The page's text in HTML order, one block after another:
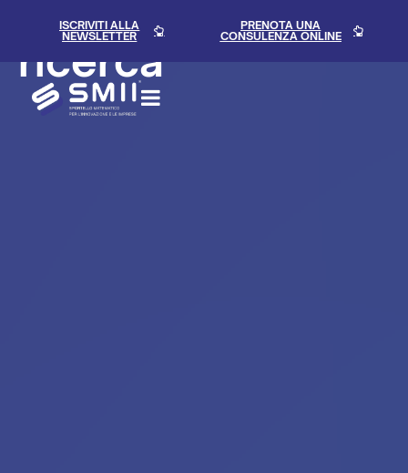
ISCRIVITI ALLA
NEWSLETTER
PRENOTA UNA
CONSULENZA ONLINE
I partner di
ricerca